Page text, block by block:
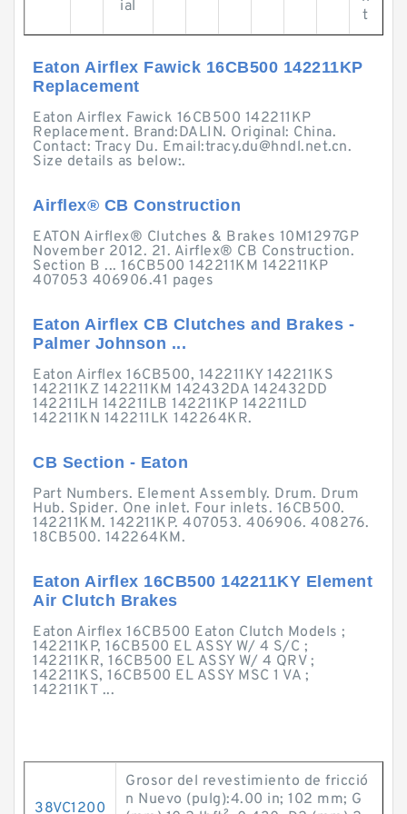
ial
t
Eaton Airflex Fawick 16CB500 142211KP
Replacement
Eaton Airflex Fawick 16CB500 142211KP
Replacement. Brand:DALIN. Original: China.
Contact: Tracy Du. Email:tracy.du@hndl.net.cn.
Size details as below:.
Airflex® CB Construction
EATON Airflex® Clutches & Brakes 10M1297GP
November 2012. 21. Airflex® CB Construction.
Section B ... 16CB500 142211KM 142211KP
407053 406906.41 pages
Eaton Airflex CB Clutches and Brakes -
Palmer Johnson ...
Eaton Airflex 16CB500, 142211KY 142211KS
142211KZ 142211KM 142432DA 142432DD
142211LH 142211LB 142211KP 142211LD
142211KN 142211LK 142264KR.
CB Section - Eaton
Part Numbers. Element Assembly. Drum. Drum
Hub. Spider. One inlet. Four inlets. 16CB500.
142211KM. 142211KP. 407053. 406906. 408276.
18CB500. 142264KM.
Eaton Airflex 16CB500 142211KY Element
Air Clutch Brakes
Eaton Airflex 16CB500 Eaton Clutch Models ;
142211KP, 16CB500 EL ASSY W/ 4 S/C ;
142211KR, 16CB500 EL ASSY W/ 4 QRV ;
142211KS, 16CB500 EL ASSY MSC 1 VA ;
142211KT ...
38VC1200
Grosor del revestimiento de fricció
n Nuevo (pulg):4.00 in; 102 mm; G